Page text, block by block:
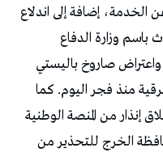
الخدمة، إضافة إلى اندلاع
باسم وزارة الدفاع
صاروخ باليستي
الشرقية منذ فجر اليوم. كما
إنذار من المنصة الوطنية
الخرج للتحذير من